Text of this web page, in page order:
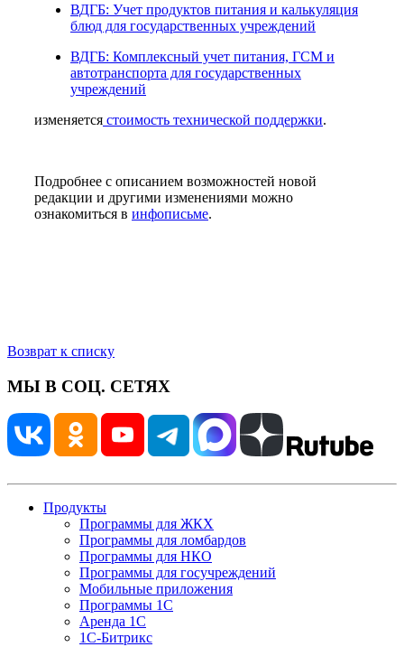
ВДГБ: Учет продуктов питания и калькуляция
блюд для государственных учреждений
ВДГБ: Комплексный учет питания, ГСМ и
автотранспорта для государственных
учреждений
изменяется стоимость технической поддержки.
Подробнее с описанием возможностей новой
редакции и другими изменениями можно
ознакомиться в инфописьме.
Возврат к списку
МЫ В СОЦ. СЕТЯХ
Продукты
Программы для ЖКХ
Программы для ломбардов
Программы для НКО
Программы для госучреждений
Мобильные приложения
Программы 1С
Аренда 1С
1С-Битрикс